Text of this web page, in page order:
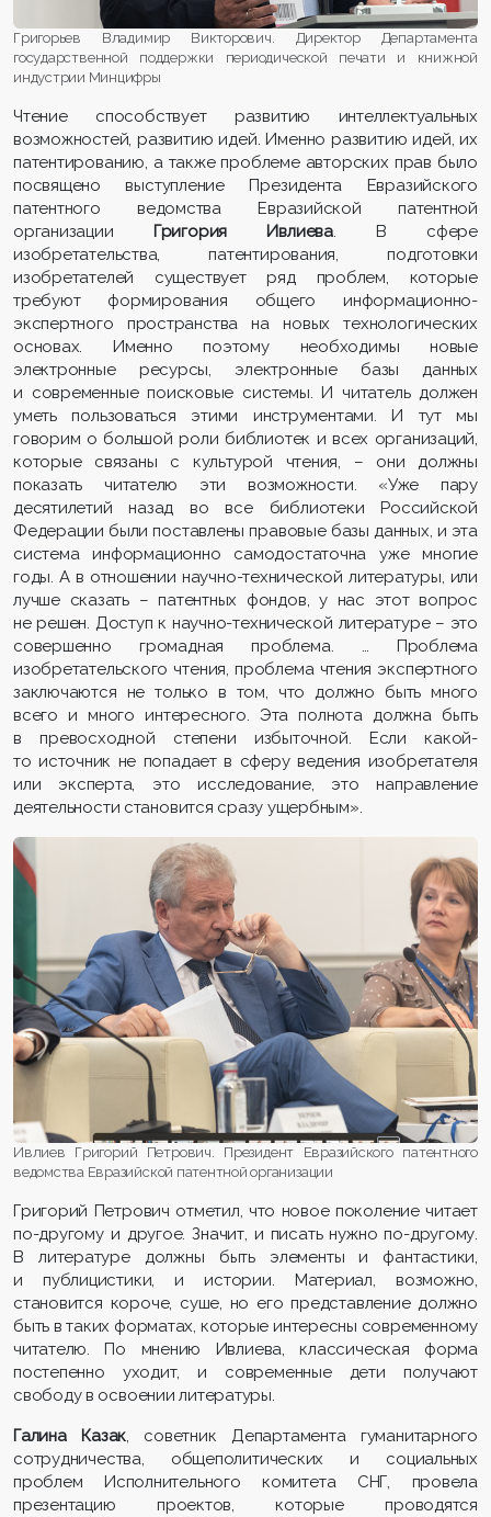
Григорьев Владимир Викторович. Директор Департамента
государственной поддержки периодической печати и книжной
индустрии Минцифры
Чтение способствует развитию интеллектуальных
возможностей, развитию идей. Именно развитию идей, их
патентированию, а также проблеме авторских прав было
посвящено выступление Президента Евразийского
патентного ведомства Евразийской патентной
организации Григория Ивлиева. В сфере
изобретательства, патентирования, подготовки
изобретателей существует ряд проблем, которые
требуют формирования общего информационно-
экспертного пространства на новых технологических
основах. Именно поэтому необходимы новые
электронные ресурсы, электронные базы данных
и современные поисковые системы. И читатель должен
уметь пользоваться этими инструментами. И тут мы
говорим о большой роли библиотек и всех организаций,
которые связаны с культурой чтения, – они должны
показать читателю эти возможности. «Уже пару
десятилетий назад во все библиотеки Российской
Федерации были поставлены правовые базы данных, и эта
система информационно самодостаточна уже многие
годы. А в отношении научно-технической литературы, или
лучше сказать – патентных фондов, у нас этот вопрос
не решен. Доступ к научно-технической литературе – это
совершенно громадная проблема. … Проблема
изобретательского чтения, проблема чтения экспертного
заключаются не только в том, что должно быть много
всего и много интересного. Эта полнота должна быть
в превосходной степени избыточной. Если какой-
то источник не попадает в сферу ведения изобретателя
или эксперта, это исследование, это направление
деятельности становится сразу ущербным».
Ивлиев Григорий Петрович. Президент Евразийского патентного
ведомства Евразийской патентной организации
Григорий Петрович отметил, что новое поколение читает
по-другому и другое. Значит, и писать нужно по-другому.
В литературе должны быть элементы и фантастики,
и публицистики, и истории. Материал, возможно,
становится короче, суше, но его представление должно
быть в таких форматах, которые интересны современному
читателю. По мнению Ивлиева, классическая форма
постепенно уходит, и современные дети получают
свободу в освоении литературы.
Галина Казак, советник Департамента гуманитарного
сотрудничества, общеполитических и социальных
проблем Исполнительного комитета СНГ, провела
презентацию проектов, которые проводятся